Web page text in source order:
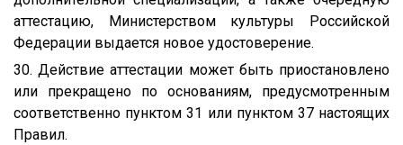
аттестацию, Министерством культуры Российской
Федерации выдается новое удостоверение.
30. Действие аттестации может быть приостановлено
или прекращено по основаниям, предусмотренным
соответственно пунктом 31 или пунктом 37 настоящих
Правил.